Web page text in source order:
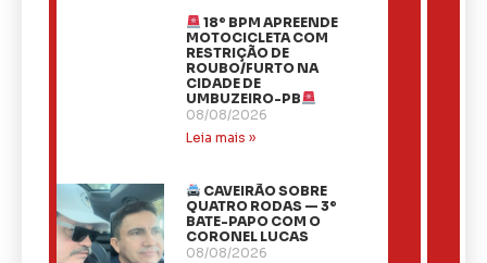
18º BPM APREENDE
MOTOCICLETA COM
RESTRIÇÃO DE
ROUBO/FURTO NA
CIDADE DE
UMBUZEIRO-PB
08/08/2026
Leia mais »
CAVEIRÃO SOBRE
QUATRO RODAS — 3º
BATE-PAPO COM O
CORONEL LUCAS
08/08/2026